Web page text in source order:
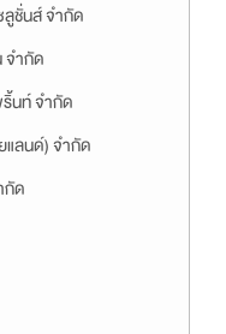
ลูชั่นส์ จำกัด
จำกัด
นท์ จำกัด
แลนด์) จำกัด
กัด